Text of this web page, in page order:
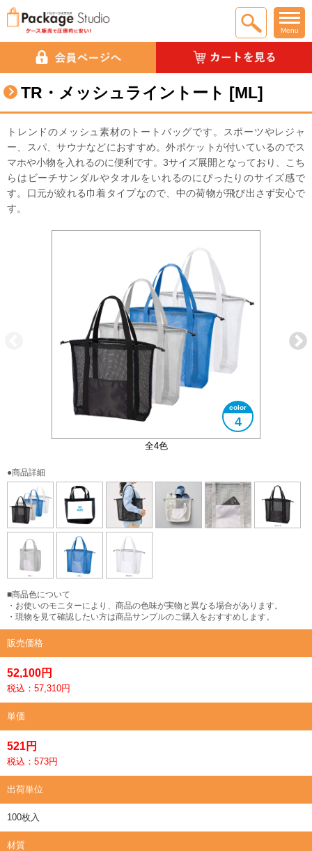
Menu
TR・メッシュライントート [ML]
トレンドのメッシュ素材のトートバッグです。スポーツやレジャ
ー、スパ、サウナなどにおすすめ。外ポケットが付いているのでス
マホや小物を入れるのに便利です。3サイズ展開となっており、こち
らはビーチサンダルやタオルをいれるのにぴったりのサイズ感で
す。口元が絞れる巾着タイプなので、中の荷物が飛び出さず安心で
す。
全4色
4
B4サイズ対応
大きさイメージ
使用イメージ
フロントポケット付き
●商品詳細
■商品色について
・お使いのモニターにより、商品の色味が実物と異なる場合があります。
・現物を見て確認したい方は商品サンプルのご購入をおすすめします。
販売価格
52,100円
税込：57,310円
単価
521円
税込：573円
出荷単位
100枚入
材質